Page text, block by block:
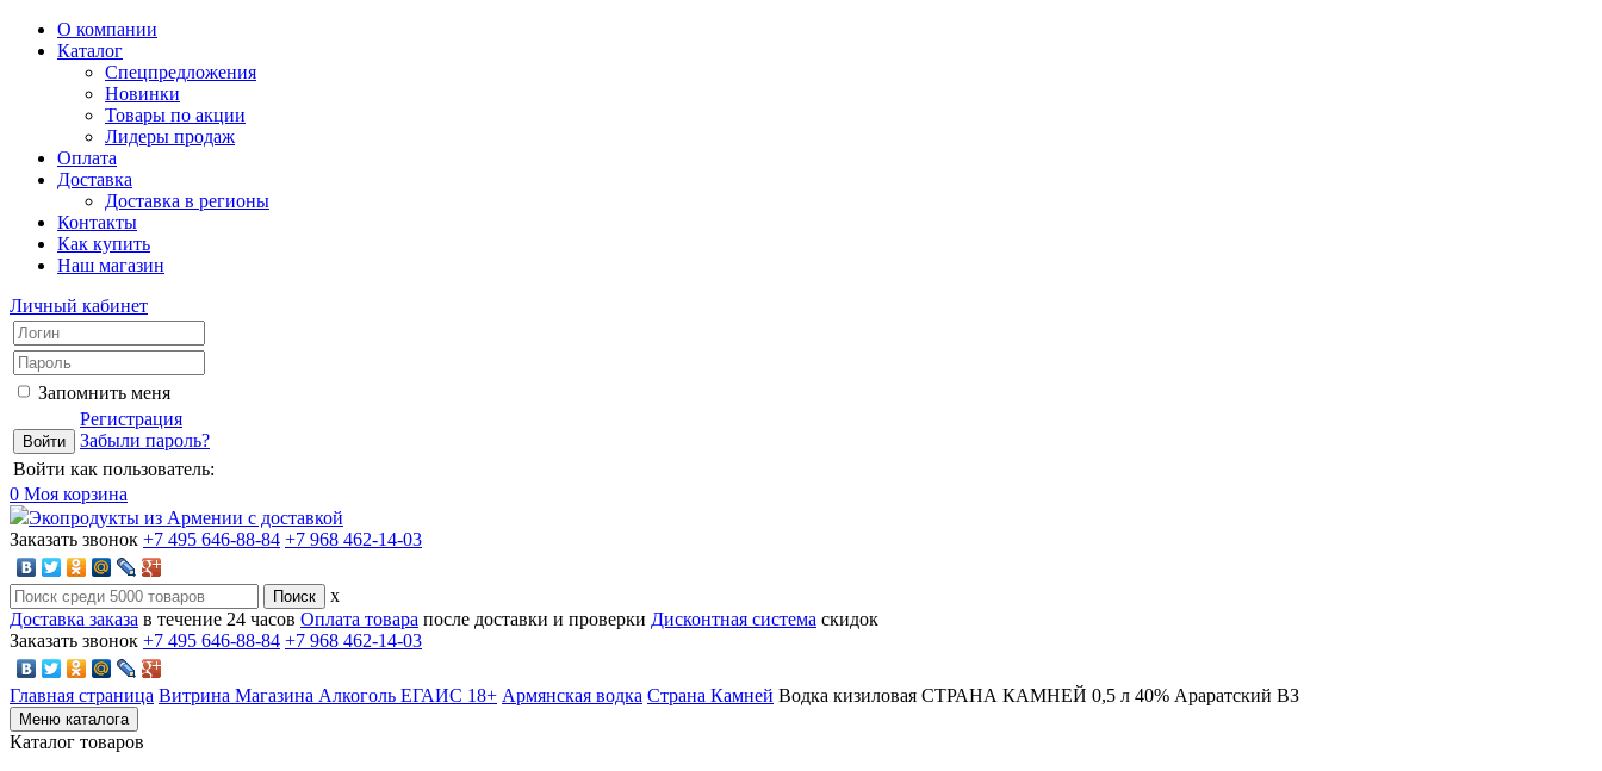
О компании
Каталог
Спецпредложения
Новинки
Товары по акции
Лидеры продаж
Оплата
Доставка
Доставка в регионы
Контакты
Как купить
Наш магазин
Личный кабинет
Запомнить меня
Регистрация
Забыли пароль?
Войти как пользователь:
0 Моя корзина
Экопродукты из Армении с доставкой
Заказать звонок +7 495 646-88-84 +7 968 462-14-03
x
Доставка заказа в течение 24 часов Оплата товара после доставки и проверки Дисконтная система скидок
Заказать звонок +7 495 646-88-84 +7 968 462-14-03
Главная страница Витрина Магазина Алкоголь ЕГАИС 18+ Армянская водка Страна Камней Водка кизиловая СТРАНА КАМНЕЙ 0,5 л 40% Араратский ВЗ
Меню каталога
Каталог товаров